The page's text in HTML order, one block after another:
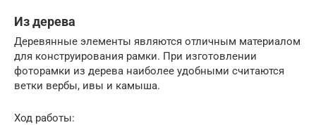
Из дерева
Деревянные элементы являются отличным материалом
для конструирования рамки. При изготовлении
фоторамки из дерева наиболее удобными считаются
ветки вербы, ивы и камыша.
Ход работы: